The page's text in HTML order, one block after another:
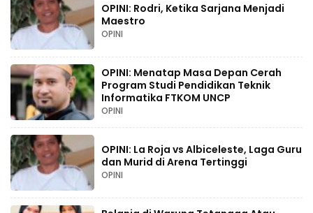
OPINI: Rodri, Ketika Sarjana Menjadi
Maestro
OPINI
OPINI: Menatap Masa Depan Cerah
Program Studi Pendidikan Teknik
Informatika FTKOM UNCP
OPINI
OPINI: La Roja vs Albiceleste, Laga Guru
dan Murid di Arena Tertinggi
OPINI